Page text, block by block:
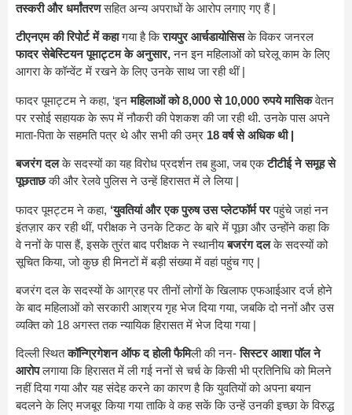
तस्करी और धर्मांतरणसहित अन्य अपराधों के आरोप लगाए गए हैं |
टीएनएम की रिपोर्ट में कहागया है किरायपुर आर्चडायोसिसके विकर जनरल
फादर सेबेस्टियन पूमाट्टम के अनुसार,नन इन महिलाओं को घरेलू काम के लिए
आगरा के कॉन्वेंट में रखने के लिए उनके साथ जा रही थीं |
फादर पूमाट्टम ने कहा, ‘इनमहिलाओं को 8,000 से 10,000 रुपये मासिकवेतन
पर रसोई सहायक के रूप में नौकरी की पेशकश की जा रही थी. उनके पास अपने
माता-पिता के सहमति पत्र थे और सभी की उम्र 18 वर्ष से अधिक थी |
बजरंग दलके सदस्यों का यह विरोध प्रदर्शन तब हुआ, जब एकटीटीई ने समूह से
पूछताछकी और रेलवे पुलिस ने उन्हें हिरासत में ले लिया |
फादर पूमट्टम ने कहा, ‘युवतियां और एक पुरुष उस प्लेटफॉर्म परपहुंचे जहां नन
इंतज़ार कर रही थीं, परीक्षक ने उनके टिकट के बारे में पूछा और उन्होंने कहा कि
वे ननों के पास हैं, इसके तुरंत बाद परीक्षक ने स्थानीयबजरंग दलके सदस्यों को
सूचित किया, जो कुछ ही मिनटों में बड़ी संख्या में वहां पहुंच गए |
बजरंग दल के सदस्यों के आग्रह पर तीनों लोगों के खिलाफ एफआईआर दर्ज होने
के बाद महिलाओं को सरकारी आश्रय गृह भेज दिया गया, जबकि दो ननों और उस
व्यक्ति को 18 अगस्त तक न्यायिक हिरासत में भेज दिया गया |
दिल्ली स्थितकॉन्ग्रिगेशन ऑफ द होली फैमिली की नन-सिस्टर आशा पॉल ने
आरोपलगाया कि हिरासत में ली गई ननों से चर्च के किसी भी प्रतिनिधि को मिलने
नहीं दिया गया और यह संदेह करने का कारण है कि युवतियों को अपना बयान
बदलने के लिए मजबूर किया गया ताकि वे कह सकें कि उन्हें उनकी इच्छा के विरुद्ध